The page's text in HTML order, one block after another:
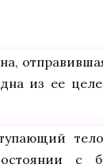
из ее
с